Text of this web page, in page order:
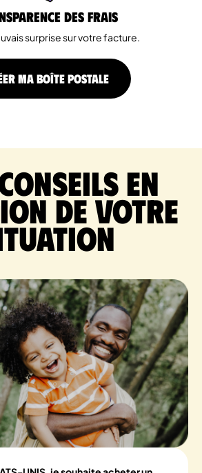
des Frais
surprise sur votre facture.
MA BOÎTE POSTALE
en
de votre